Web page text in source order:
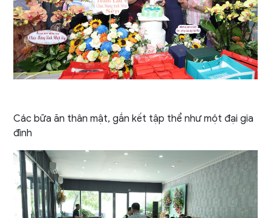
Các bữa ăn thân mật, gắn kết tập thể như một đại gia
đình